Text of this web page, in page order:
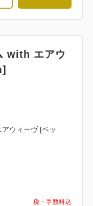
税・手数料込
with エアウ
ウィーヴ [ベッ